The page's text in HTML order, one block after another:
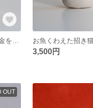
3,500円
OUT